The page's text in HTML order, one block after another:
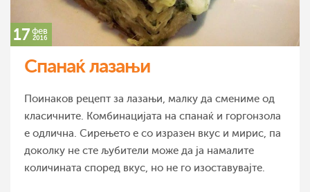
17 фев
2016
Спанаќ лазањи
Поинаков рецепт за лазањи, малку да смениме од
класичните. Комбинацијата на спанаќ и горгонзола
е одлична. Сирењето е со изразен вкус и мирис, па
доколку не сте љубители може да ја намалите
количината според вкус, но не го изоставувајте.